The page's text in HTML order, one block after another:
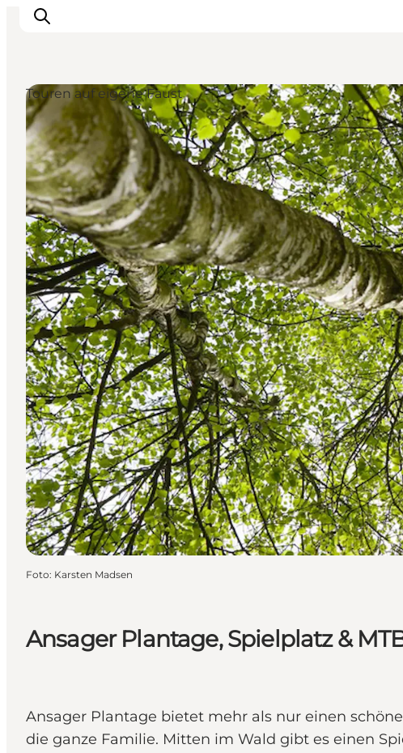
Events
Erlebnisse
Unsere Städte
Essen & Übernachtung
Tickets kaufen
Plane deine Reise
Ansager Plantage, Spielplatz &
Ansager Plantage bietet mehr als nur einen
die ganze Familie. Mitten im Wald gibt es einen
Touren auf eigene Faust
Foto: Karsten Madsen